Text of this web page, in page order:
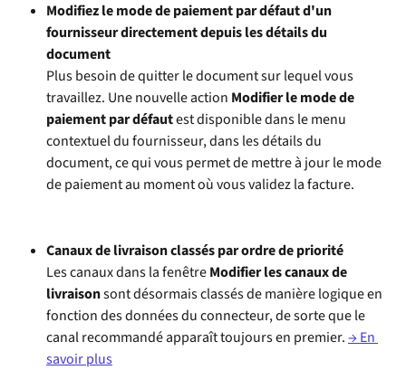
Modifiez le mode de paiement par défaut d'un
fournisseur directement depuis les détails du
document
Plus besoin de quitter le document sur lequel vous
travaillez. Une nouvelle action Modifier le mode de
paiement par défaut est disponible dans le menu
contextuel du fournisseur, dans les détails du
document, ce qui vous permet de mettre à jour le mode
de paiement au moment où vous validez la facture.​
Canaux de livraison classés par ordre de priorité
Les canaux dans la fenêtre Modifier les canaux de
livraison sont désormais classés de manière logique en
fonction des données du connecteur, de sorte que le
canal recommandé apparaît toujours en premier. → En
savoir plus